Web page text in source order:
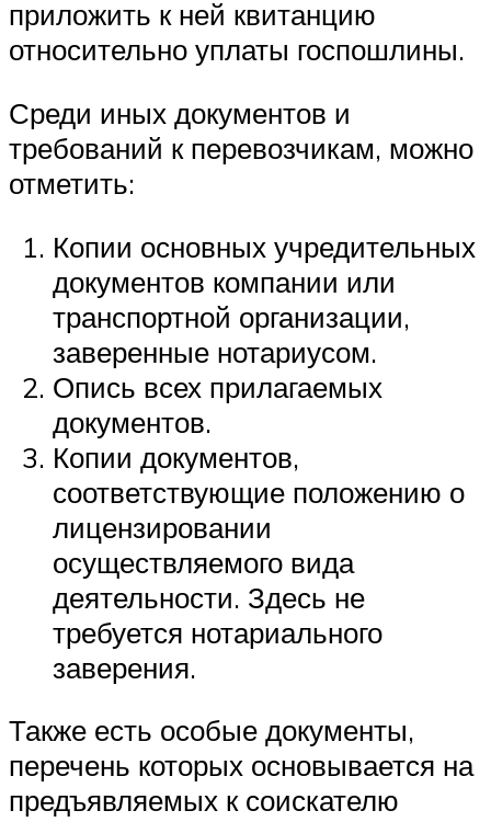
приложить к ней квитанцию
относительно уплаты госпошлины.
Среди иных документов и
требований к перевозчикам, можно
отметить:
Копии основных учредительных
документов компании или
транспортной организации,
заверенные нотариусом.
Опись всех прилагаемых
документов.
Копии документов,
соответствующие положению о
лицензировании
осуществляемого вида
деятельности. Здесь не
требуется нотариального
заверения.
Также есть особые документы,
перечень которых основывается на
предъявляемых к соискателю